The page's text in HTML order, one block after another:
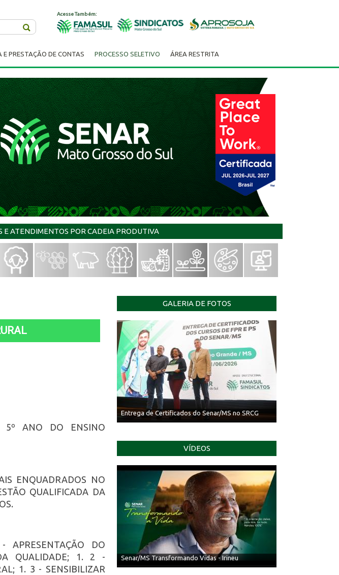
Acesse Também:
E PRESTAÇÃO DE CONTAS PROCESSO SELETIVO
ÁREA RESTRITA
E ATENDIMENTOS POR CADEIA PRODUTIVA
GALERIA DE FOTOS
Entrega de Certificados do Senar/MS no SRCG
VÍDEOS
Senar/MS Transformando Vidas - Irineu
5º ANO DO ENSINO
ENQUADRADOS NO
QUALIFICADA DA
APRESENTAÇÃO DO
QUALIDADE; 1. 2 -
1. 3 - SENSIBILIZAR